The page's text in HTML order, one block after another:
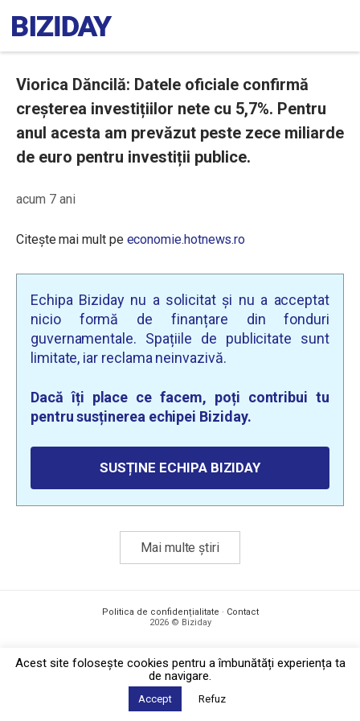
Viorica Dăncilă: Datele oficiale confirmă
creșterea investițiilor nete cu 5,7%. Pentru
anul acesta am prevăzut peste zece miliarde
de euro pentru investiții publice.
acum 7 ani
Citește mai mult pe economie.hotnews.ro
Echipa Biziday nu a solicitat și nu a acceptat
nicio formă de finanțare din fonduri
guvernamentale. Spațiile de publicitate sunt
limitate, iar reclama neinvazivă.
Dacă îți place ce facem, poți contribui tu
pentru susținerea echipei Biziday.
SUSȚINE ECHIPA BIZIDAY
Mai multe știri
Politica de confidențialitate · Contact
2026 © Biziday
Acest site foloseşte cookies pentru a îmbunătăți experiența ta
de navigare.
Accept Refuz